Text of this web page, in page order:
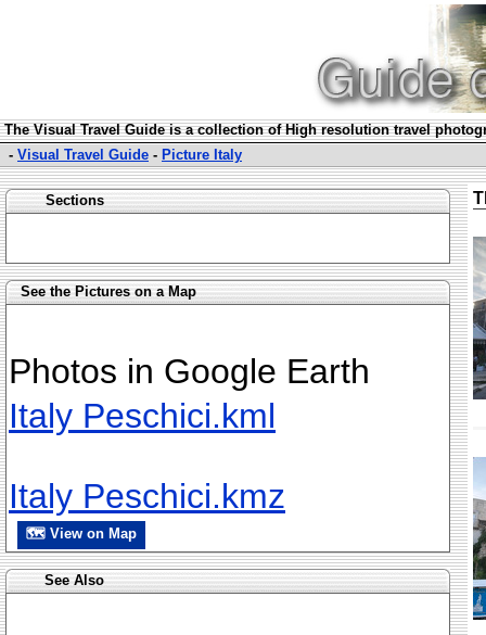
The Visual Travel Guide is a collection of High resolution travel
- Visual Travel Guide - Picture Italy
Sections
See the Pictures on a Map
Photos in Google Earth
Italy Peschici.kml
Italy Peschici.kmz
🗺 View on Map
See Also